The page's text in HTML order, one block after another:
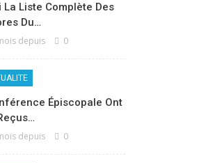
Liste Complète Des
Du…
depuis 0
Épiscopale Ont
depuis 0